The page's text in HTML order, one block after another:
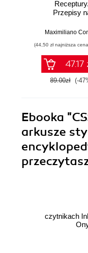
Receptury.
Przepisy
struktury i
Maximiliano
(44,50 zł najniższa
47.17
89.00zł (-
Ebooka
arkusze
czytnikach